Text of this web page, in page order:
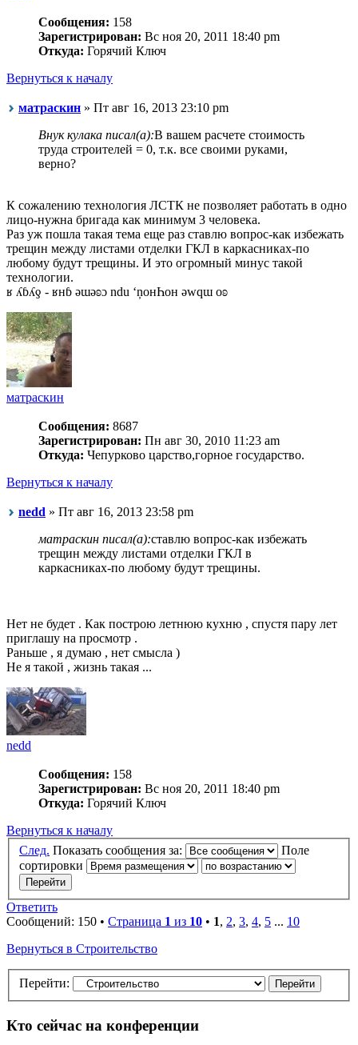
Сообщения: 158
Зарегистрирован: Вс ноя 20, 2011 18:40 pm
Откуда: Горячий Ключ
Вернуться к началу
матраскин » Пт авг 16, 2013 23:10 pm
Внук кулака писал(а):В вашем расчете стоимость
труда строителей = 0, т.к. все своими руками,
верно?
К сожалению технология ЛСТК не позволяет работать в одно
лицо-нужна бригада как минимум 3 человека.
Раз уж пошла такая тема еще раз ставлю вопрос-как избежать
трещин между листами отделки ГКЛ в каркасниках-по
любому будут трещины. И это огромный минус такой
технологии.
ʁ ʎɓʎƍ - ʁнɓ ǝɯǝʚɔ ndu ‘ņонҺон ǝwqɯ оʚ
матраскин
Сообщения: 8687
Зарегистрирован: Пн авг 30, 2010 11:23 am
Откуда: Чепурково царство,горное государство.
Вернуться к началу
nedd » Пт авг 16, 2013 23:58 pm
матраскин писал(а):ставлю вопрос-как избежать
трещин между листами отделки ГКЛ в
каркасниках-по любому будут трещины.
Нет не будет . Как построю летнюю кухню , спустя пару лет
приглашу на просмотр .
Раньше , я думаю , нет смысла )
Не я такой , жизнь такая ...
nedd
Сообщения: 158
Зарегистрирован: Вс ноя 20, 2011 18:40 pm
Откуда: Горячий Ключ
Вернуться к началу
След. Показать сообщения за:
Поле
сортировки
Ответить
Сообщений: 150 • Страница 1 из 10 • 1, 2, 3, 4, 5 ... 10
Вернуться в Строительство
Перейти:
Кто сейчас на конференции